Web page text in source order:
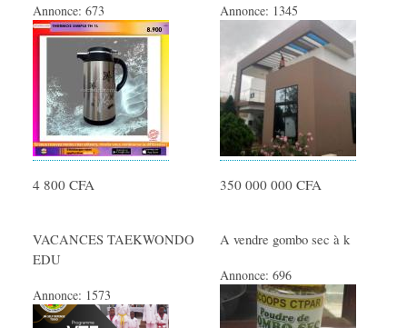
Vêtements Enfant
Accessoires Bébé
Montres et Bijoux
Maroquinerie
Cosmétiques/Parfums
SERVICES
Ménage - Repassage
Garde Enfants
Cours particuliers
Annonce: 673
4 800 CFA
Annonce: 1345
350 000 000 CFA
VACANCES TAEKWONDO
EDU
Annonce: 1573
A vendre gombo sec à k
Annonce:696